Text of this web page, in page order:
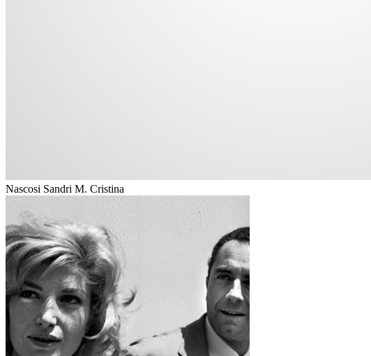
Nascosi Sandri M. Cristina